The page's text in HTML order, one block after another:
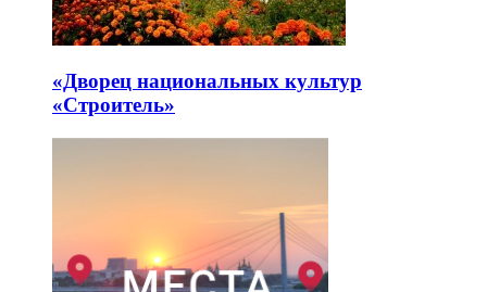
«Дворец национальных культур
«Строитель»